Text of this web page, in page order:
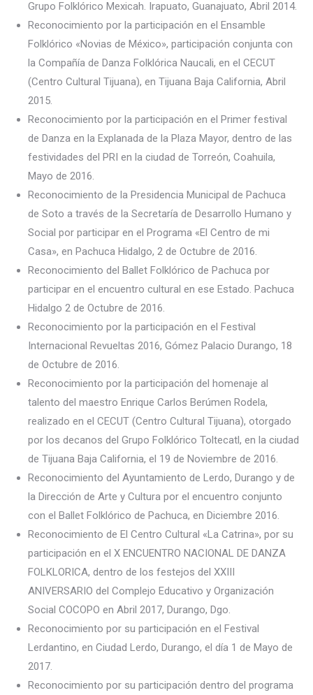
Grupo Folklórico Mexicah. Irapuato, Guanajuato, Abril 2014.
Reconocimiento por la participación en el Ensamble
Folklórico «Novias de México», participación conjunta con
la Compañía de Danza Folklórica Naucali, en el CECUT
(Centro Cultural Tijuana), en Tijuana Baja California, Abril
2015.
Reconocimiento por la participación en el Primer festival
de Danza en la Explanada de la Plaza Mayor, dentro de las
festividades del PRI en la ciudad de Torreón, Coahuila,
Mayo de 2016.
Reconocimiento de la Presidencia Municipal de Pachuca
de Soto a través de la Secretaría de Desarrollo Humano y
Social por participar en el Programa «El Centro de mi
Casa», en Pachuca Hidalgo, 2 de Octubre de 2016.
Reconocimiento del Ballet Folklórico de Pachuca por
participar en el encuentro cultural en ese Estado. Pachuca
Hidalgo 2 de Octubre de 2016.
Reconocimiento por la participación en el Festival
Internacional Revueltas 2016, Gómez Palacio Durango, 18
de Octubre de 2016.
Reconocimiento por la participación del homenaje al
talento del maestro Enrique Carlos Berúmen Rodela,
realizado en el CECUT (Centro Cultural Tijuana), otorgado
por los decanos del Grupo Folklórico Toltecatl, en la ciudad
de Tijuana Baja California, el 19 de Noviembre de 2016.
Reconocimiento del Ayuntamiento de Lerdo, Durango y de
la Dirección de Arte y Cultura por el encuentro conjunto
con el Ballet Folklórico de Pachuca, en Diciembre 2016.
Reconocimiento de El Centro Cultural «La Catrina», por su
participación en el X ENCUENTRO NACIONAL DE DANZA
FOLKLORICA, dentro de los festejos del XXIII
ANIVERSARIO del Complejo Educativo y Organización
Social COCOPO en Abril 2017, Durango, Dgo.
Reconocimiento por su participación en el Festival
Lerdantino, en Ciudad Lerdo, Durango, el día 1 de Mayo de
2017.
Reconocimiento por su participación dentro del programa